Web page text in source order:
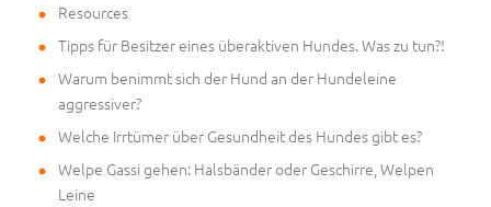
Resources
Tipps für Besitzer eines überaktiven Hundes. Was zu tun?!
Warum benimmt sich der Hund an der Hundeleine
aggressiver?
Welche Irrtümer über Gesundheit des Hundes gibt es?
Welpe Gassi gehen: Halsbänder oder Geschirre, Welpen
Leine